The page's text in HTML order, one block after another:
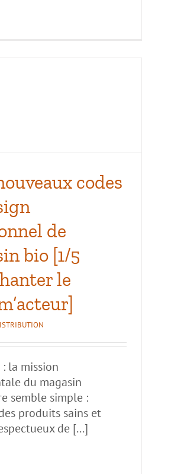
codes
de
bio [1/5
le
la mission
du magasin
semble simple :
produits sains et
de [...]